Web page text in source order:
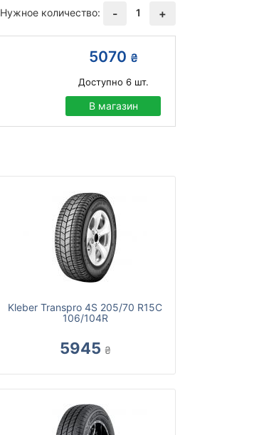
Нужное количество: - 1 +
5070 ₴
Доступно 6шт.
В магазин
Kleber Transpro 4S 205/70 R15C
106/104R
5945 ₴